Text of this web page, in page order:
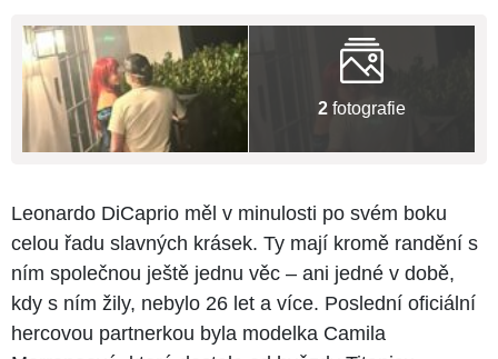
2 fotografie
Leonardo DiCaprio měl v minulosti po svém boku
celou řadu slavných krásek. Ty mají kromě randění s
ním společnou ještě jednu věc – ani jedné v době,
kdy s ním žily, nebylo 26 let a více. Poslední oficiální
hercovou partnerkou byla modelka Camila